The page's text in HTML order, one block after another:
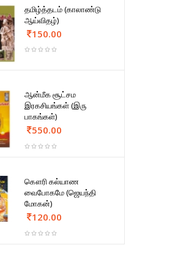
தமிழ்த்தடம் (காலாண்டு
ஆய்விதழ்)
150.00
ஆன்மீக சூட்சம
இரகசியங்கள் (இரு
பாகங்கள்)
550.00
கௌரி கல்யாண
வைபோகமே (ஜெயந்தி
மோகன்)
120.00